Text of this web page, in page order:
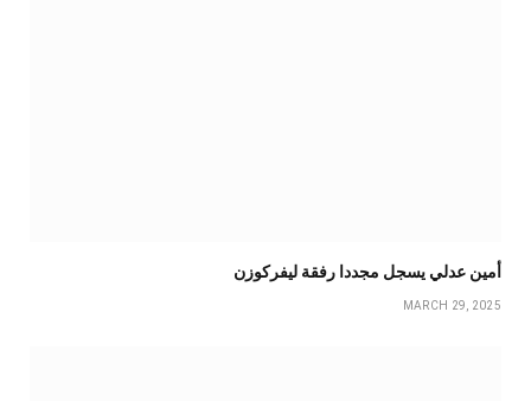
أمين عدلي يسجل مجددا رفقة ليفركوزن
MARCH 29, 2025